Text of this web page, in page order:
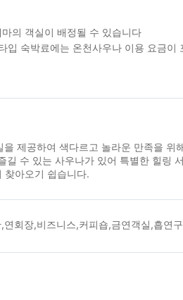
의 객실이 배정될 수 있습니다
숙박료에는 온천사우나 이용 요금이
제공하여 색다르고 놀라운 만족을 위
길 수 있는 사우나가 있어 특별한 힐링
아오기 쉽습니다.
회장,비즈니스,커피숍,금연객실,흡연